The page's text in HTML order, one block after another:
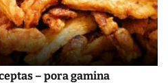
– pora gamina